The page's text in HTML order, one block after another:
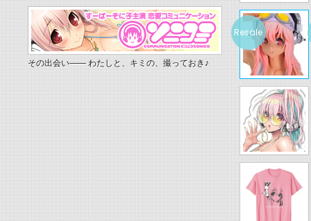
その出会い—— わたしと、キミの、撮っておき♪